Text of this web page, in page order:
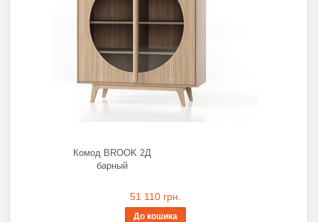
Комод BROOK 2Д
барный
51 110 грн.
До кошика